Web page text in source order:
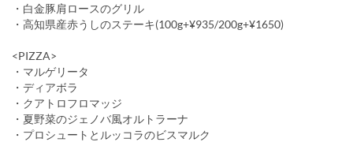
・白金豚肩ロースのグリル
・高知県産赤うしのステーキ(100g+¥935/200g+¥1650)
<PIZZA>
・マルゲリータ
・ディアボラ
・クアトロフロマッジ
・夏野菜のジェノバ風オルトラーナ
・プロシュートとルッコラのビスマルク